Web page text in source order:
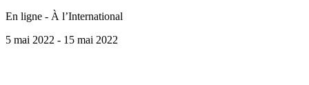
En ligne - À l’International
5 mai 2022 - 15 mai 2022